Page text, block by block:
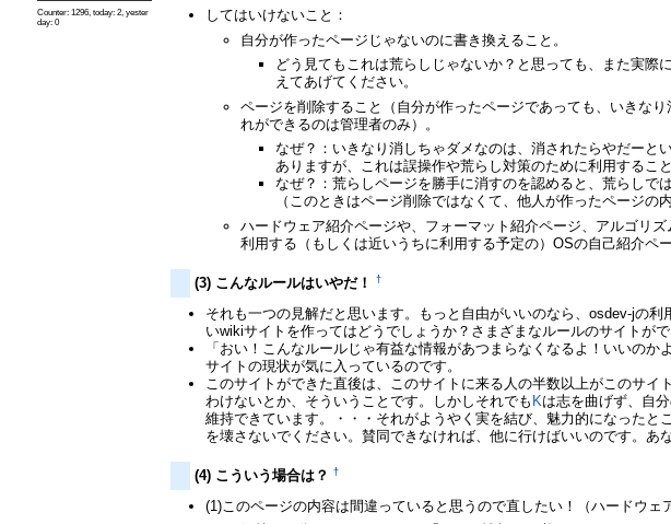
Counter: 1296, today: 2, yester
day: 0
してはいけないこと：
自分が作ったページじゃないのに書き換えること。
どう見てもこれは荒らしじゃないか？と思っても、また実
えてあげてください。
ページを削除すること（自分が作ったページであっても、いきな
れができるのは管理者のみ）。
なぜ？：いきなり消しちゃダメなのは、消されたらやだーと
ありますが、これは誤操作や荒らし対策のために利用するこ
なぜ？：荒らしページを勝手に消すのを認めると、荒らしで
（このときはページ削除ではなくて、他人が作ったページの
ハードウェア紹介ページや、フォーマット紹介ページ、アルゴリ
利用する（もしくは近いうちに利用する予定の）OSの自己紹介ペ
(3) こんなルールはいやだ！†
それも一つの見解だと思います。もっと自由がいいのなら、osdev-jの
いwikiサイトを作ってはどうでしょうか？さまざまなルールのサイトが
「おい！こんなルールじゃ有益な情報があつまらなくなるよ！いいの
サイトの現状が気に入っているのです。
このサイトができた直後は、このサイトに来る人の半数以上がこのサ
わけないとか、そういうことです。しかしそれでも Kは志を曲げず、自
維持できています。・・・それがようやく実を結び、魅力的になったと
を壊さないでください。賛同できなければ、他に行けばいいのです。あ
(4) こういう場合は？†
(1)このページの内容は間違っていると思うので直したい！（ハードウェ